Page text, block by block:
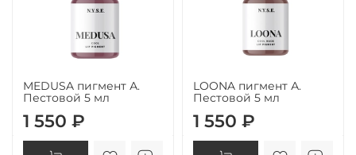
MEDUSA пигмент А.
Пестовой 5 мл
1 550 ₽
LOONA пигмент А.
Пестовой 5 мл
1 550 ₽